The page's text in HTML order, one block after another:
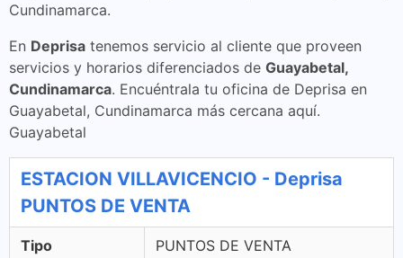
Cundinamarca.
En Deprisa tenemos servicio al cliente que proveen
servicios y horarios diferenciados de Guayabetal,
Cundinamarca. Encuéntrala tu oficina de Deprisa en
Guayabetal, Cundinamarca más cercana aquí.
Guayabetal
ESTACION VILLAVICENCIO - Deprisa
PUNTOS DE VENTA
Tipo PUNTOS DE VENTA